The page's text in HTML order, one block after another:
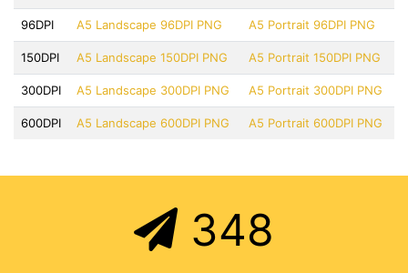
96DPI A5 Landscape 96DPI PNG A5 Portrait 96DPI PNG
150DPI A5 Landscape 150DPI PNG A5 Portrait 150DPI PNG
300DPI A5 Landscape 300DPI PNG A5 Portrait 300DPI PNG
600DPI A5 Landscape 600DPI PNG A5 Portrait 600DPI PNG
348